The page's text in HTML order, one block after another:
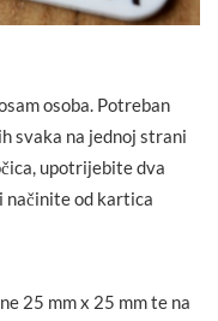
osoba. Potreban
svaka na jednoj strani
upotrijebite dva
načinite od kartica
25 mm x 25 mm te na